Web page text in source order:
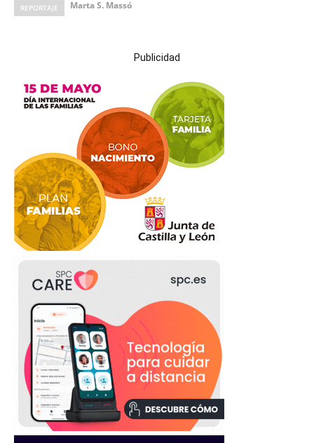
REPORTAJE Marta S. Massó
Publicidad